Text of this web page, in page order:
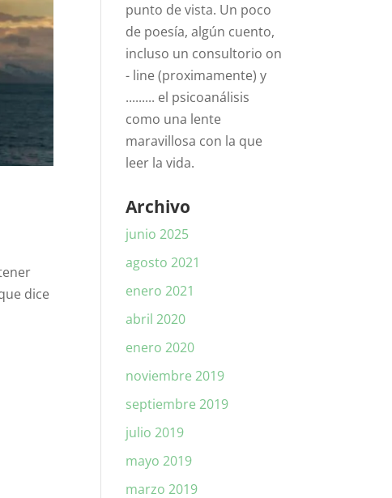
dice
punto de vista. Un poco
de poesía, algún cuento,
incluso un consultorio on
- line (proximamente) y
......... el psicoanálisis
como una lente
maravillosa con la que
leer la vida.
Archivo
junio 2025
agosto 2021
enero 2021
abril 2020
enero 2020
noviembre 2019
septiembre 2019
julio 2019
mayo 2019
marzo 2019